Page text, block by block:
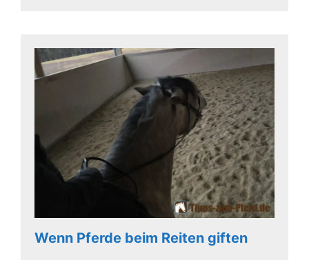
Wenn Pferde beim Reiten giften